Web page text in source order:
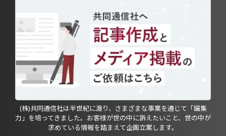
(株)共同通信社は半世紀に渡り、さまざまな事業を通じて「編集
力」を培ってきました。お客様が世の中に訴えたいこと、世の中が
求めている情報を踏まえて企画立案します。